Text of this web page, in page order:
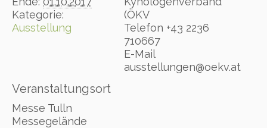
Kategorie:
Ausstellung
Veranstaltungsort
Messe Tulln
Messegelände
(ÖKV
Telefon +43 2236
710667
E-Mail
ausstellungen@oekv.at